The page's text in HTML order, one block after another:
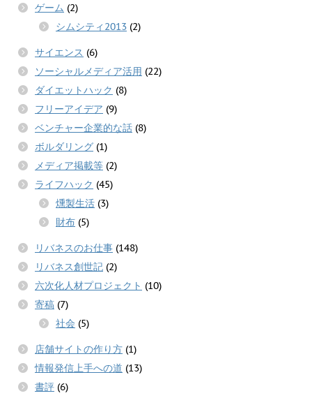
ゲーム (2)
シムシティ2013 (2)
サイエンス (6)
ソーシャルメディア活用 (22)
ダイエットハック (8)
フリーアイデア (9)
ベンチャー企業的な話 (8)
ボルダリング (1)
メディア掲載等 (2)
ライフハック (45)
燻製生活 (3)
財布 (5)
リバネスのお仕事 (148)
リバネス創世記 (2)
六次化人材プロジェクト (10)
寄稿 (7)
社会 (5)
店舗サイトの作り方 (1)
情報発信上手への道 (13)
書評 (6)